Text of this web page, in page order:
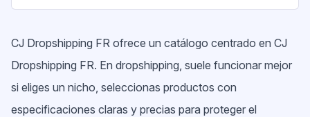
CJ Dropshipping FR ofrece un catálogo centrado en CJ
Dropshipping FR. En dropshipping, suele funcionar mejor
si eliges un nicho, seleccionas productos con
especificaciones claras y precias para proteger el